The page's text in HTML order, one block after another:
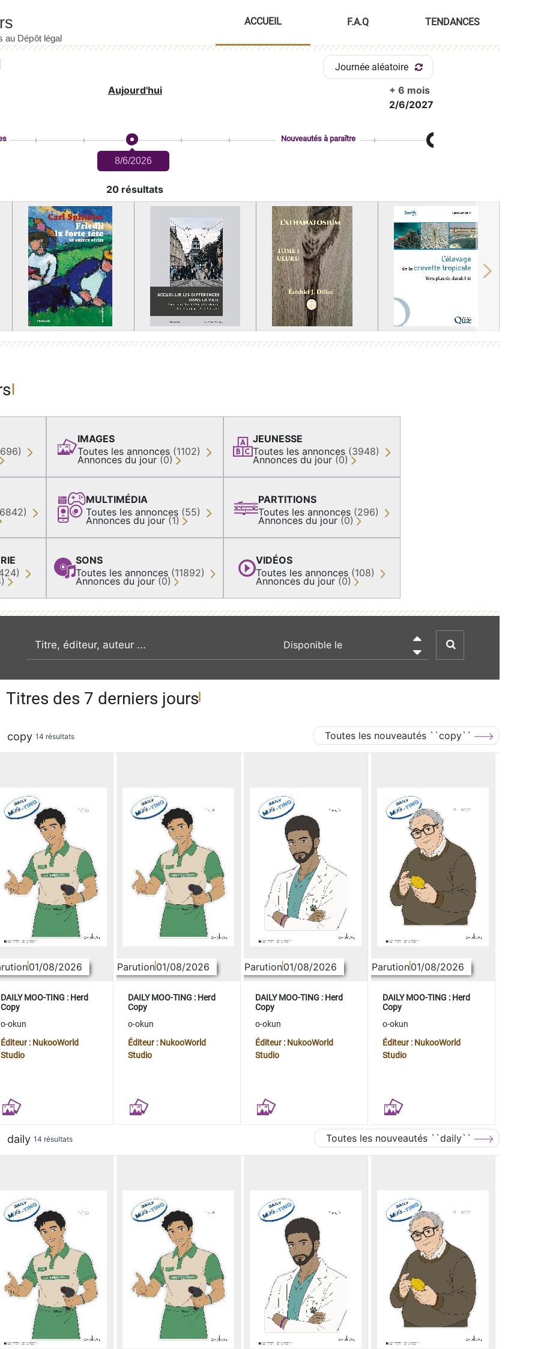
ACCUEIL F.A.Q TENDANCES
Journée aléatoire
Aujourd'hui
+ 6 mois
2/6/2027
8/6/2026
Nouveautés à paraître
20 résultats
Next
IMAGES
Toutes les annonces (1102)
Annonces du jour (0)
MULTIMÉDIA
Toutes les annonces (55)
Annonces du jour (1)
SONS
Toutes les annonces (11892)
Annonces du jour (0)
JEUNESSE
Toutes les annonces (3948)
Annonces du jour (0)
PARTITIONS
Toutes les annonces (296)
Annonces du jour (0)
VIDÉOS
Toutes les annonces (108)
Annonces du jour (0)
recherche par mot clé

Titres des 7 derniers jours
copy 14 résultats Toutes les nouveautés ``copy``
01/08/2026
DAILY MOO-TING : Herd
Copy
o-okun
Éditeur : NukooWorld
Studio
Parution01/08/2026
DAILY MOO-TING : Herd
Copy
o-okun
Éditeur : NukooWorld
Studio
Parution01/08/2026
DAILY MOO-TING : Herd
Copy
o-okun
Éditeur : NukooWorld
Studio
Parution01/08/2026
DAILY MOO-TING : Herd
Copy
o-okun
Éditeur : NukooWorld
Studio
daily 14 résultats Toutes les nouveautés ``daily``